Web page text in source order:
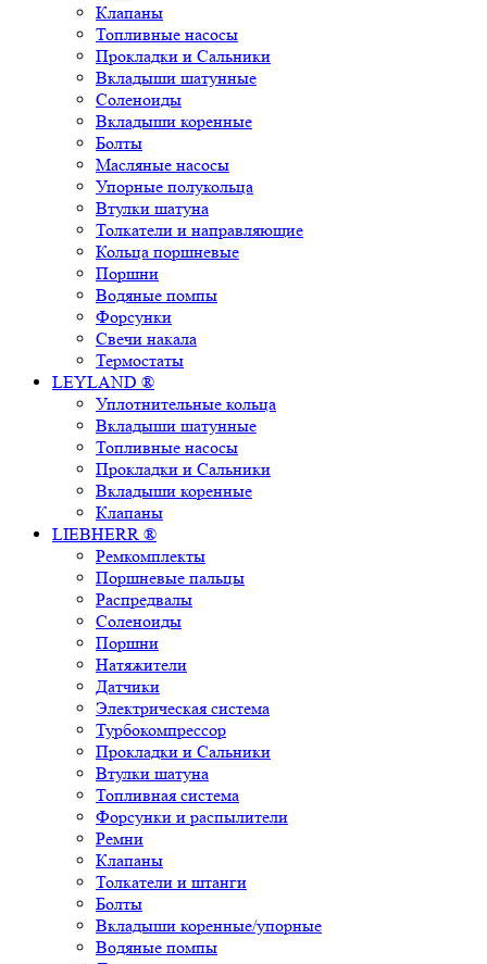
Клапаны
Топливные насосы
Прокладки и Сальники
Вкладыши шатунные
Соленоиды
Вкладыши коренные
Болты
Масляные насосы
Упорные полукольца
Втулки шатуна
Толкатели и направляющие
Кольца поршневые
Поршни
Водяные помпы
Форсунки
Свечи накала
Термостаты
LEYLAND ®
Уплотнительные кольца
Вкладыши шатунные
Топливные насосы
Прокладки и Сальники
Вкладыши коренные
Клапаны
LIEBHERR ®
Ремкомплекты
Поршневые пальцы
Распредвалы
Соленоиды
Поршни
Натяжители
Датчики
Электрическая система
Турбокомпрессор
Прокладки и Сальники
Втулки шатуна
Топливная система
Форсунки и распылители
Ремни
Клапаны
Толкатели и штанги
Болты
Вкладыши коренные/упорные
Водяные помпы